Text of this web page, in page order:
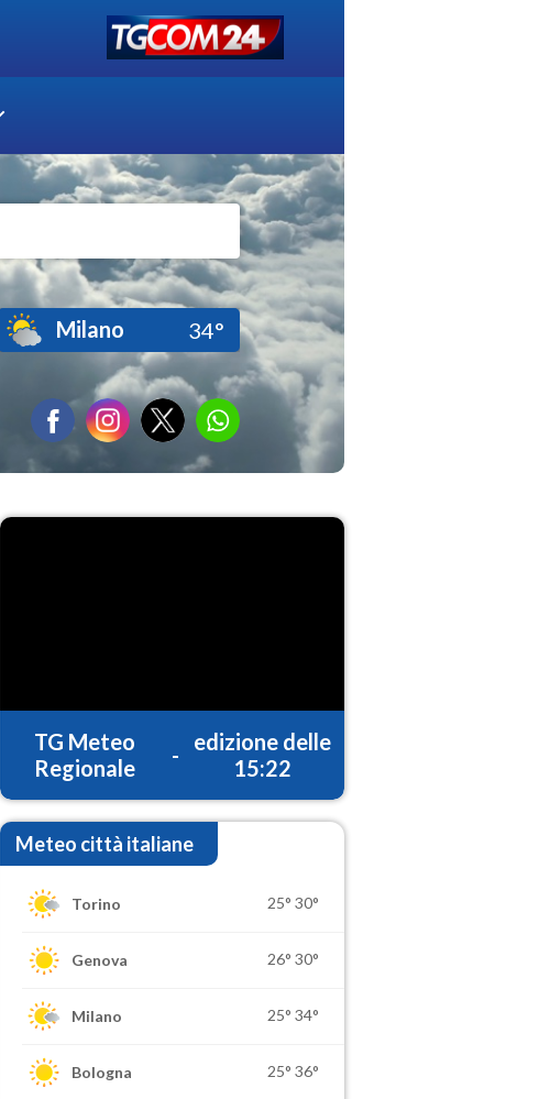
Milano 34°
TG Meteo
Regionale
-
edizione delle
15:22
Meteo città italiane
Torino 25° 30°
Genova 26° 30°
Milano 25° 34°
Bologna 25° 36°